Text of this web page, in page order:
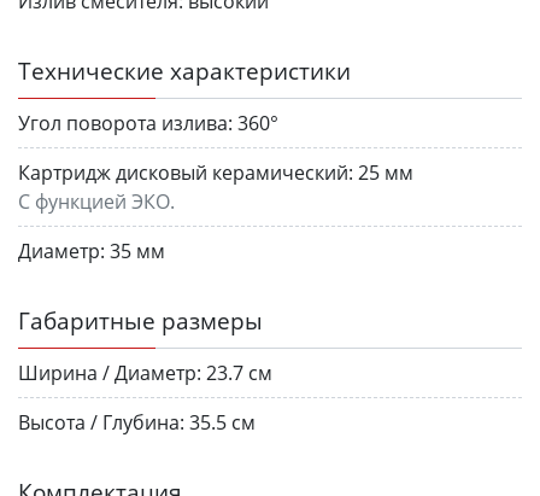
Технические характеристики
Угол поворота излива: 360°
Картридж дисковый керамический: 25 мм
С функцией ЭКО.
Диаметр: 35 мм
Габаритные размеры
Ширина / Диаметр: 23.7 см
Высота / Глубина: 35.5 см